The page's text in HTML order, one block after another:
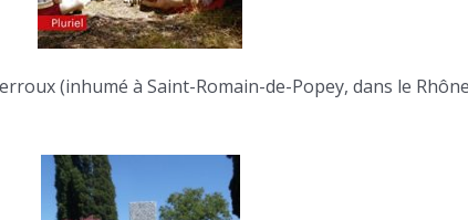
(inhumé à Saint-Romain-de-Popey, dans le